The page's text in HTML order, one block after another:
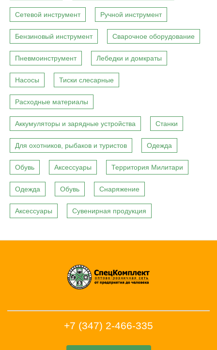
Сетевой инструмент Ручной инструмент
Бензиновый инструмент Сварочное оборудование
Пневмоинструмент Лебедки и домкраты
Насосы Тиски слесарные
Расходные материалы
Аккумуляторы и зарядные устройства Станки
Для охотников, рыбаков и туристов Одежда
Обувь Аксессуары Территория Милитари
Одежда Обувь Снаряжение
Аксессуары Сувенирная продукция
+7 (347) 2-466-335